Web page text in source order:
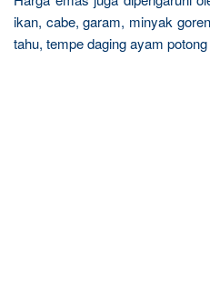
ikan, cabe, garam, minyak
tahu, tempe daging ayam potong